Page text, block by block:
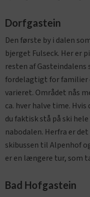
Dorfgastein
Den første by i dalen
bjerget Fulseck. Her er
resten af
fordelagtigt for familier
varieret. Området nås
ca. hver halve time.
du faktisk stå på ski
nabodalen. Herfra er
skibussen til Alpenhof
er en længere tur, som
Bad Hofgastein